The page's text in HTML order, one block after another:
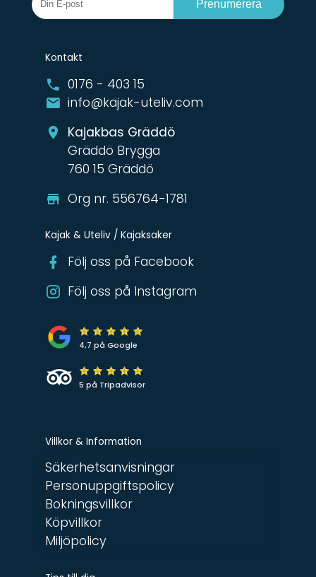
Prenumerera
Kontakt
0176 - 403 15
info@kajak-uteliv.com
Kajakbas Gräddö
Gräddö Brygga
760 15 Gräddö
Org nr. 556764-1781
Kajak & Uteliv / Kajaksaker
Följ oss på Facebook
Följ oss på Instagram
4,7 på Google
5 på Tripadvisor
Villkor & Information
Säkerhetsanvisningar
Personuppgiftspolicy
Bokningsvillkor
Köpvillkor
Miljöpolicy